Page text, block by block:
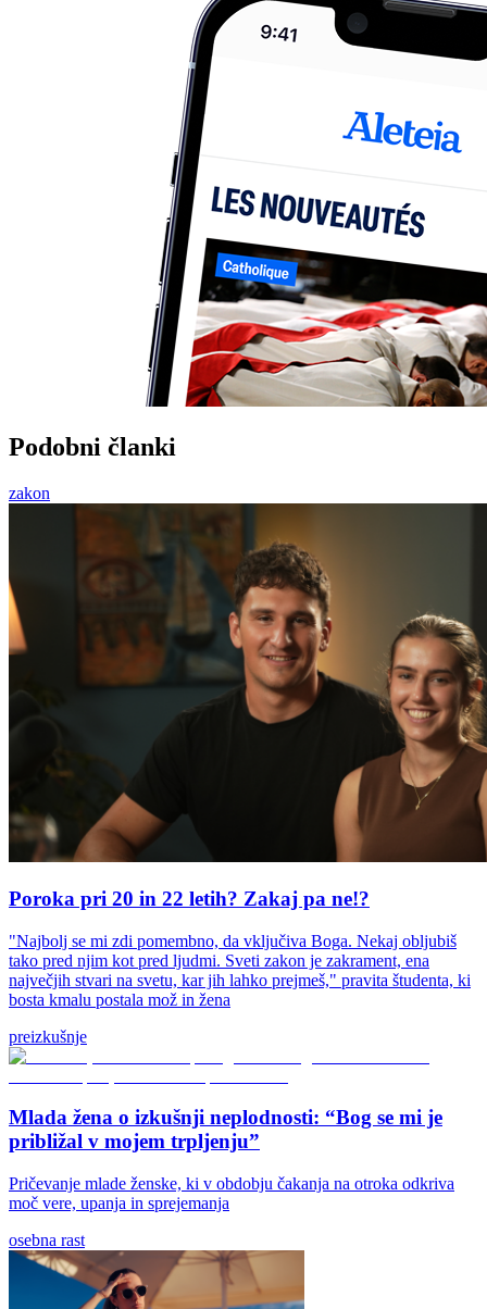
Podobni članki
zakon
Poroka pri 20 in 22 letih? Zakaj pa ne!?
"Najbolj se mi zdi pomembno, da vključiva Boga. Nekaj obljubiš
tako pred njim kot pred ljudmi. Sveti zakon je zakrament, ena
največjih stvari na svetu, kar jih lahko prejmeš," pravita študenta, ki
bosta kmalu postala mož in žena
preizkušnje
Mlada žena o izkušnji neplodnosti: “Bog se mi je
približal v mojem trpljenju”
Pričevanje mlade ženske, ki v obdobju čakanja na otroka odkriva
moč vere, upanja in sprejemanja
osebna rast